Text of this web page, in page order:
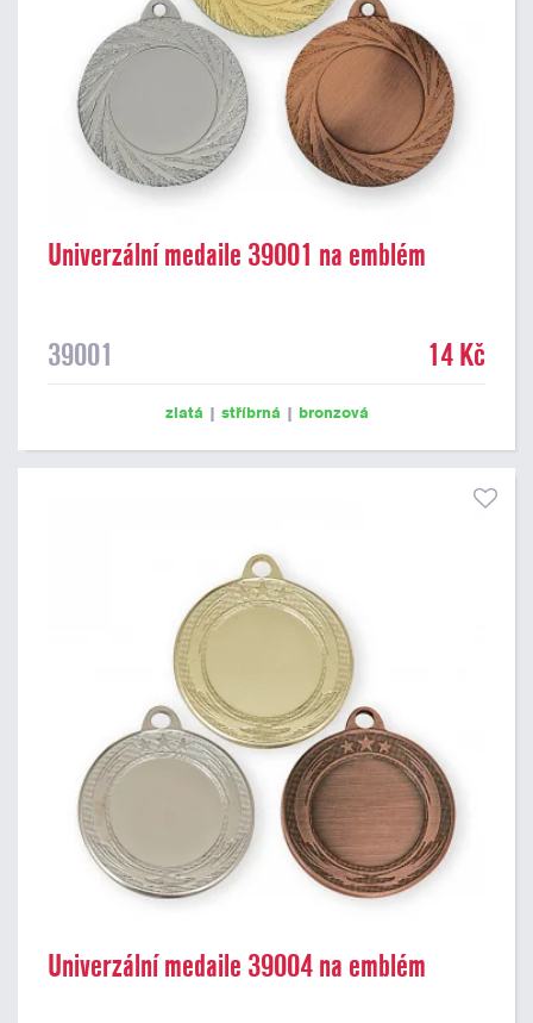
Univerzální medaile 39001 na emblém
39001 14 Kč
zlatá | stříbrná | bronzová
Univerzální medaile 39004 na emblém